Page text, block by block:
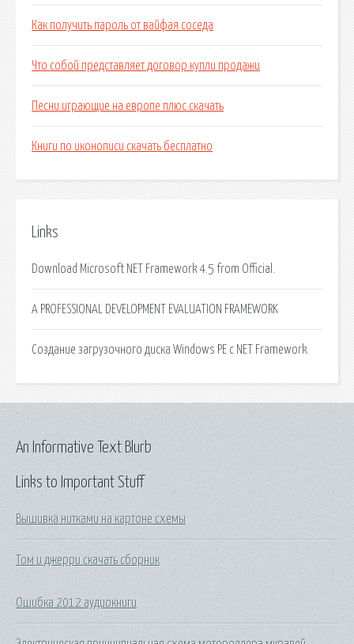
Как получить пароль от вайфая соседа
Что собой представляет договор купли продажи
Песни играющие на европе плюс скачать
Книги по иконописи скачать бесплатно
Links
Download Microsoft NET Framework 4.5 from Official.
A PROFESSIONAL DEVELOPMENT EVALUATION FRAMEWORK
Создание загрузочного диска Windows PE с NET Framework.
Links to Important Stuff
Вышивка нитками на картоне схемы
Том и джерри скачать сборник
Ошибка 2012 аудиокниги
An Informative Text Blurb